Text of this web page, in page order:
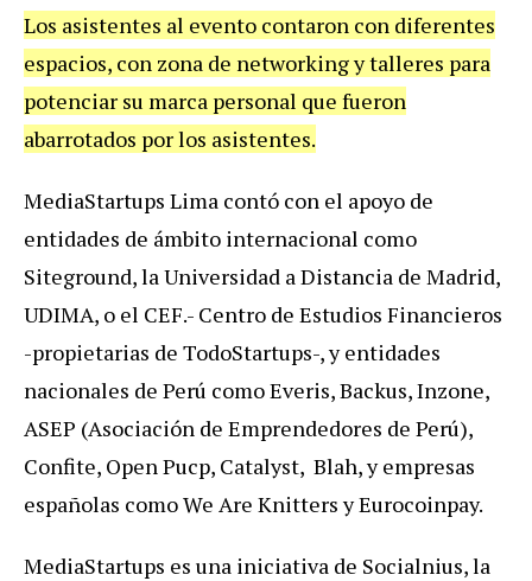
Los asistentes al evento contaron con diferentes
espacios, con zona de networking y talleres para
potenciar su marca personal que fueron
abarrotados por los asistentes.
MediaStartups Lima contó con el apoyo de
entidades de ámbito internacional como
Siteground, la Universidad a Distancia de Madrid,
UDIMA, o el CEF.- Centro de Estudios Financieros
-propietarias de TodoStartups-, y entidades
nacionales de Perú como Everis, Backus, Inzone,
ASEP (Asociación de Emprendedores de Perú),
Confite, Open Pucp, Catalyst, Blah, y empresas
españolas como We Are Knitters y Eurocoinpay.
MediaStartups es una iniciativa de Socialnius, la